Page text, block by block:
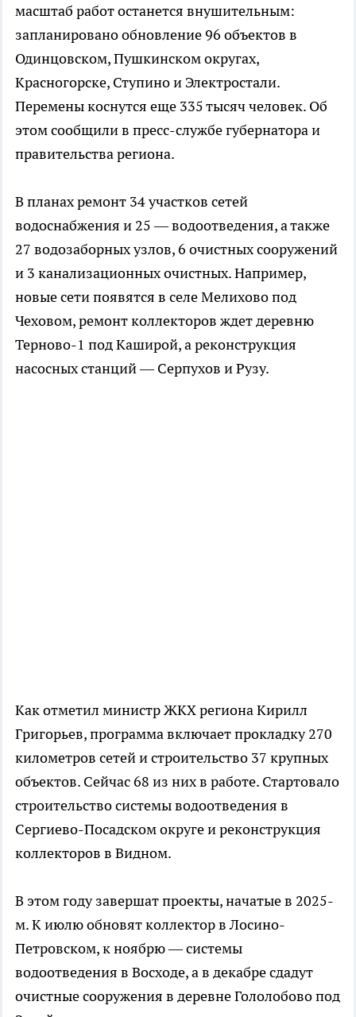
масштаб работ останется внушительным:
запланировано обновление 96 объектов в
Одинцовском, Пушкинском округах,
Красногорске, Ступино и Электростали.
Перемены коснутся еще 335 тысяч человек. Об
этом сообщили в пресс-службе губернатора и
правительства региона.
В планах ремонт 34 участков сетей
водоснабжения и 25 — водоотведения, а также
27 водозаборных узлов, 6 очистных сооружений
и 3 канализационных очистных. Например,
новые сети появятся в селе Мелихово под
Чеховом, ремонт коллекторов ждет деревню
Терново-1 под Каширой, а реконструкция
насосных станций — Серпухов и Рузу.
Как отметил министр ЖКХ региона Кирилл
Григорьев, программа включает прокладку 270
километров сетей и строительство 37 крупных
объектов. Сейчас 68 из них в работе. Стартовало
строительство системы водоотведения в
Сергиево-Посадском округе и реконструкция
коллекторов в Видном.
В этом году завершат проекты, начатые в 2025-
м. К июлю обновят коллектор в Лосино-
Петровском, к ноябрю — системы
водоотведения в Восходе, а в декабре сдадут
очистные сооружения в деревне Гололобово под